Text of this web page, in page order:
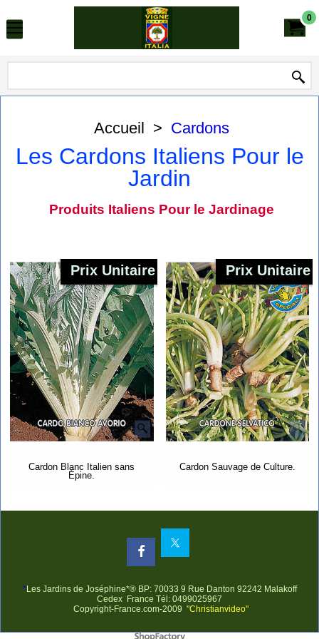
0
Accueil > Cardons
Les Cardons Italiens Pour le
Jardin
Produits Italiens Pour le Jardinage
Prix Unitaire
Cardon Blanc Italien sans
Épine.
Prix Unitaire
Cardon Sauvage de Culture.
*Les Jardins de Joséphine*® BP: 70033 9 Rue Danton 92242 Malakoff
Cedex France Tél: 0499025967
Copyright-France.com-2009 "Christianvideo"
Boutique en ligne créés avec le logiciel eCommerce ShopFactory